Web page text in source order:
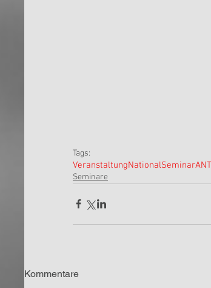
Tags:
VeranstaltungNationalSeminar
Seminare
Kommentare